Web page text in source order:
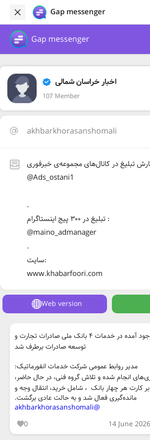
Gap messenger
Gap messenger
اخبار خراسان شمالی
107 Member
akhbarkhorasanshomali
@Ads_ostani1
.
تبلیغ در ۳۰۰ پیج اینستاگرام :
@maino_admanager
.
سایت:
www.khabarfoori.com
Web version
اختلال به وجود آمده در خدمات ۴ بانک ملی صادرات تجارت و
توسعه صادرات برطرف شد
مدیر روابط عمومی شرکت خدمات انفورماتیک:
انجام شده و تلاش‌ گروه فنی، در حال حاضر،
کارت هر چهار بانک ، شامل خرید، انتقال وجه و
مانده‌گیری فعال شد و به حالت عادی برگشت.
@akhbarkhorasanshomali
0
14 June